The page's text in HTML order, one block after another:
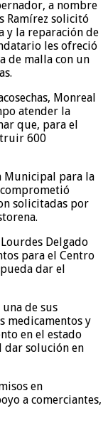
a nombre
Ramírez solicitó
y la reparación de
les ofreció
de malla con un
Monreal
atender la
que, para el
600
Municipal para la
solicitadas por
Delgado
para el Centro
dar el
de sus
medicamentos y
en el estado
dar solución en
en
a comerciantes,